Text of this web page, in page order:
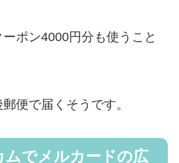
ポン4000円分も使うこと
便で届くそうです。
でメルカードの広